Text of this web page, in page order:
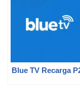
Blue TV Recarga